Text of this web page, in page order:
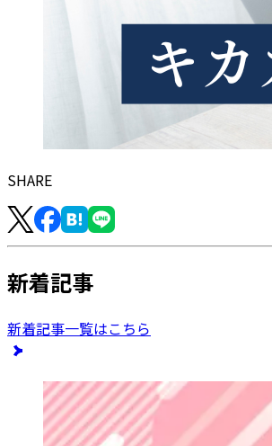
SHARE
新着記事
新着記事一覧はこちら